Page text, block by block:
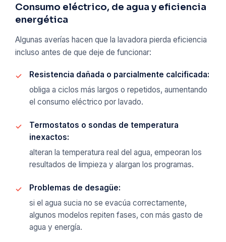
Consumo eléctrico, de agua y eficiencia
energética
Algunas averías hacen que la lavadora pierda eficiencia
incluso antes de que deje de funcionar:
Resistencia dañada o parcialmente calcificada:
obliga a ciclos más largos o repetidos, aumentando
el consumo eléctrico por lavado.
Termostatos o sondas de temperatura
inexactos:
alteran la temperatura real del agua, empeoran los
resultados de limpieza y alargan los programas.
Problemas de desagüe:
si el agua sucia no se evacúa correctamente,
algunos modelos repiten fases, con más gasto de
agua y energía.